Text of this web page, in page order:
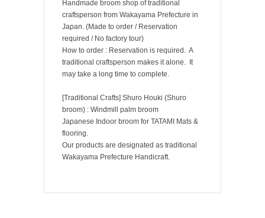
Handmade broom shop of traditional
craftsperson from Wakayama Prefecture in
Japan. (Made to order / Reservation
required / No factory tour)
How to order : Reservation is required. A
traditional craftsperson makes it alone. It
may take a long time to complete.
[Traditional Crafts] Shuro Houki (Shuro
broom) : Windmill palm broom
Japanese Indoor broom for TATAMI Mats &
flooring.
Our products are designated as traditional
Wakayama Prefecture Handicraft.